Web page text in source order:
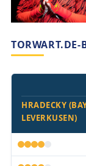
TORWART.DE-
HRADECKY
LEVERKUSEN)